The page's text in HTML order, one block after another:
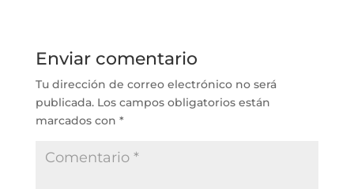
Enviar comentario
Tu dirección de correo electrónico no será
publicada. Los campos obligatorios están
marcados con *